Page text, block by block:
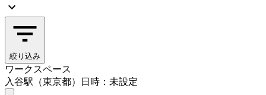
絞り込み
ワークスペース
入谷駅（東京都）
日時：未設定